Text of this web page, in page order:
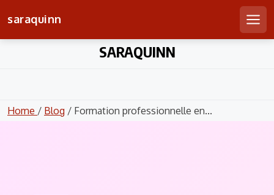
saraquinn
SARAQUINN
Home / Blog / Formation professionnelle en...